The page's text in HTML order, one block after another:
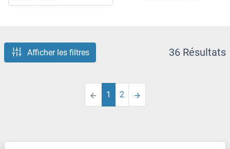
Afficher les filtres 36 Résultats
1 2